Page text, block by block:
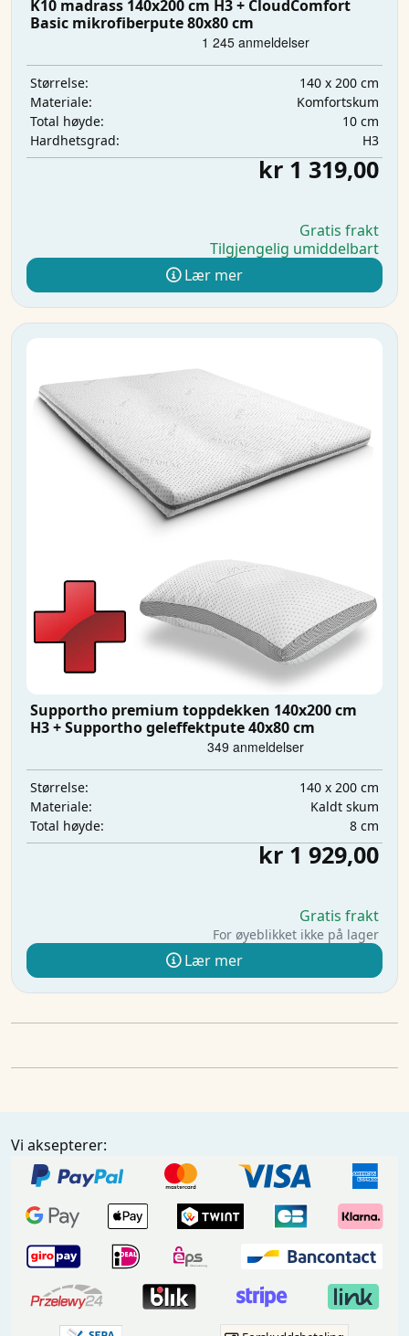
K10 madrass 140x200 cm H3 + CloudComfort
Basic mikrofiberpute 80x80 cm
Størrelse:
140 x 200 cm
Materiale:
Komfortskum
Total høyde:
10 cm
Hardhetsgrad:
H3
kr 1 319,00
Gratis frakt
Tilgjengelig umiddelbart
Lær mer
Supportho premium toppdekken 140x200 cm
H3 + Supportho geleffektpute 40x80 cm
Størrelse:
140 x 200 cm
Materiale:
Kaldt skum
Total høyde:
8 cm
kr 1 929,00
Gratis frakt
For øyeblikket ikke på lager
Lær mer
Vi aksepterer: